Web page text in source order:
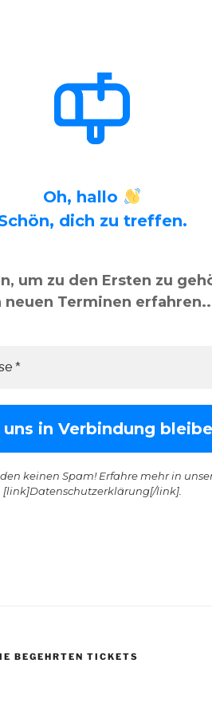
Oh, hallo
dich zu treffen.
um zu den Ersten zu
neuen Terminen erfahren..
keinen Spam! Erfahre mehr in
[link]Datenschutzerklärung[/link].
BEGEHRTEN TICKETS